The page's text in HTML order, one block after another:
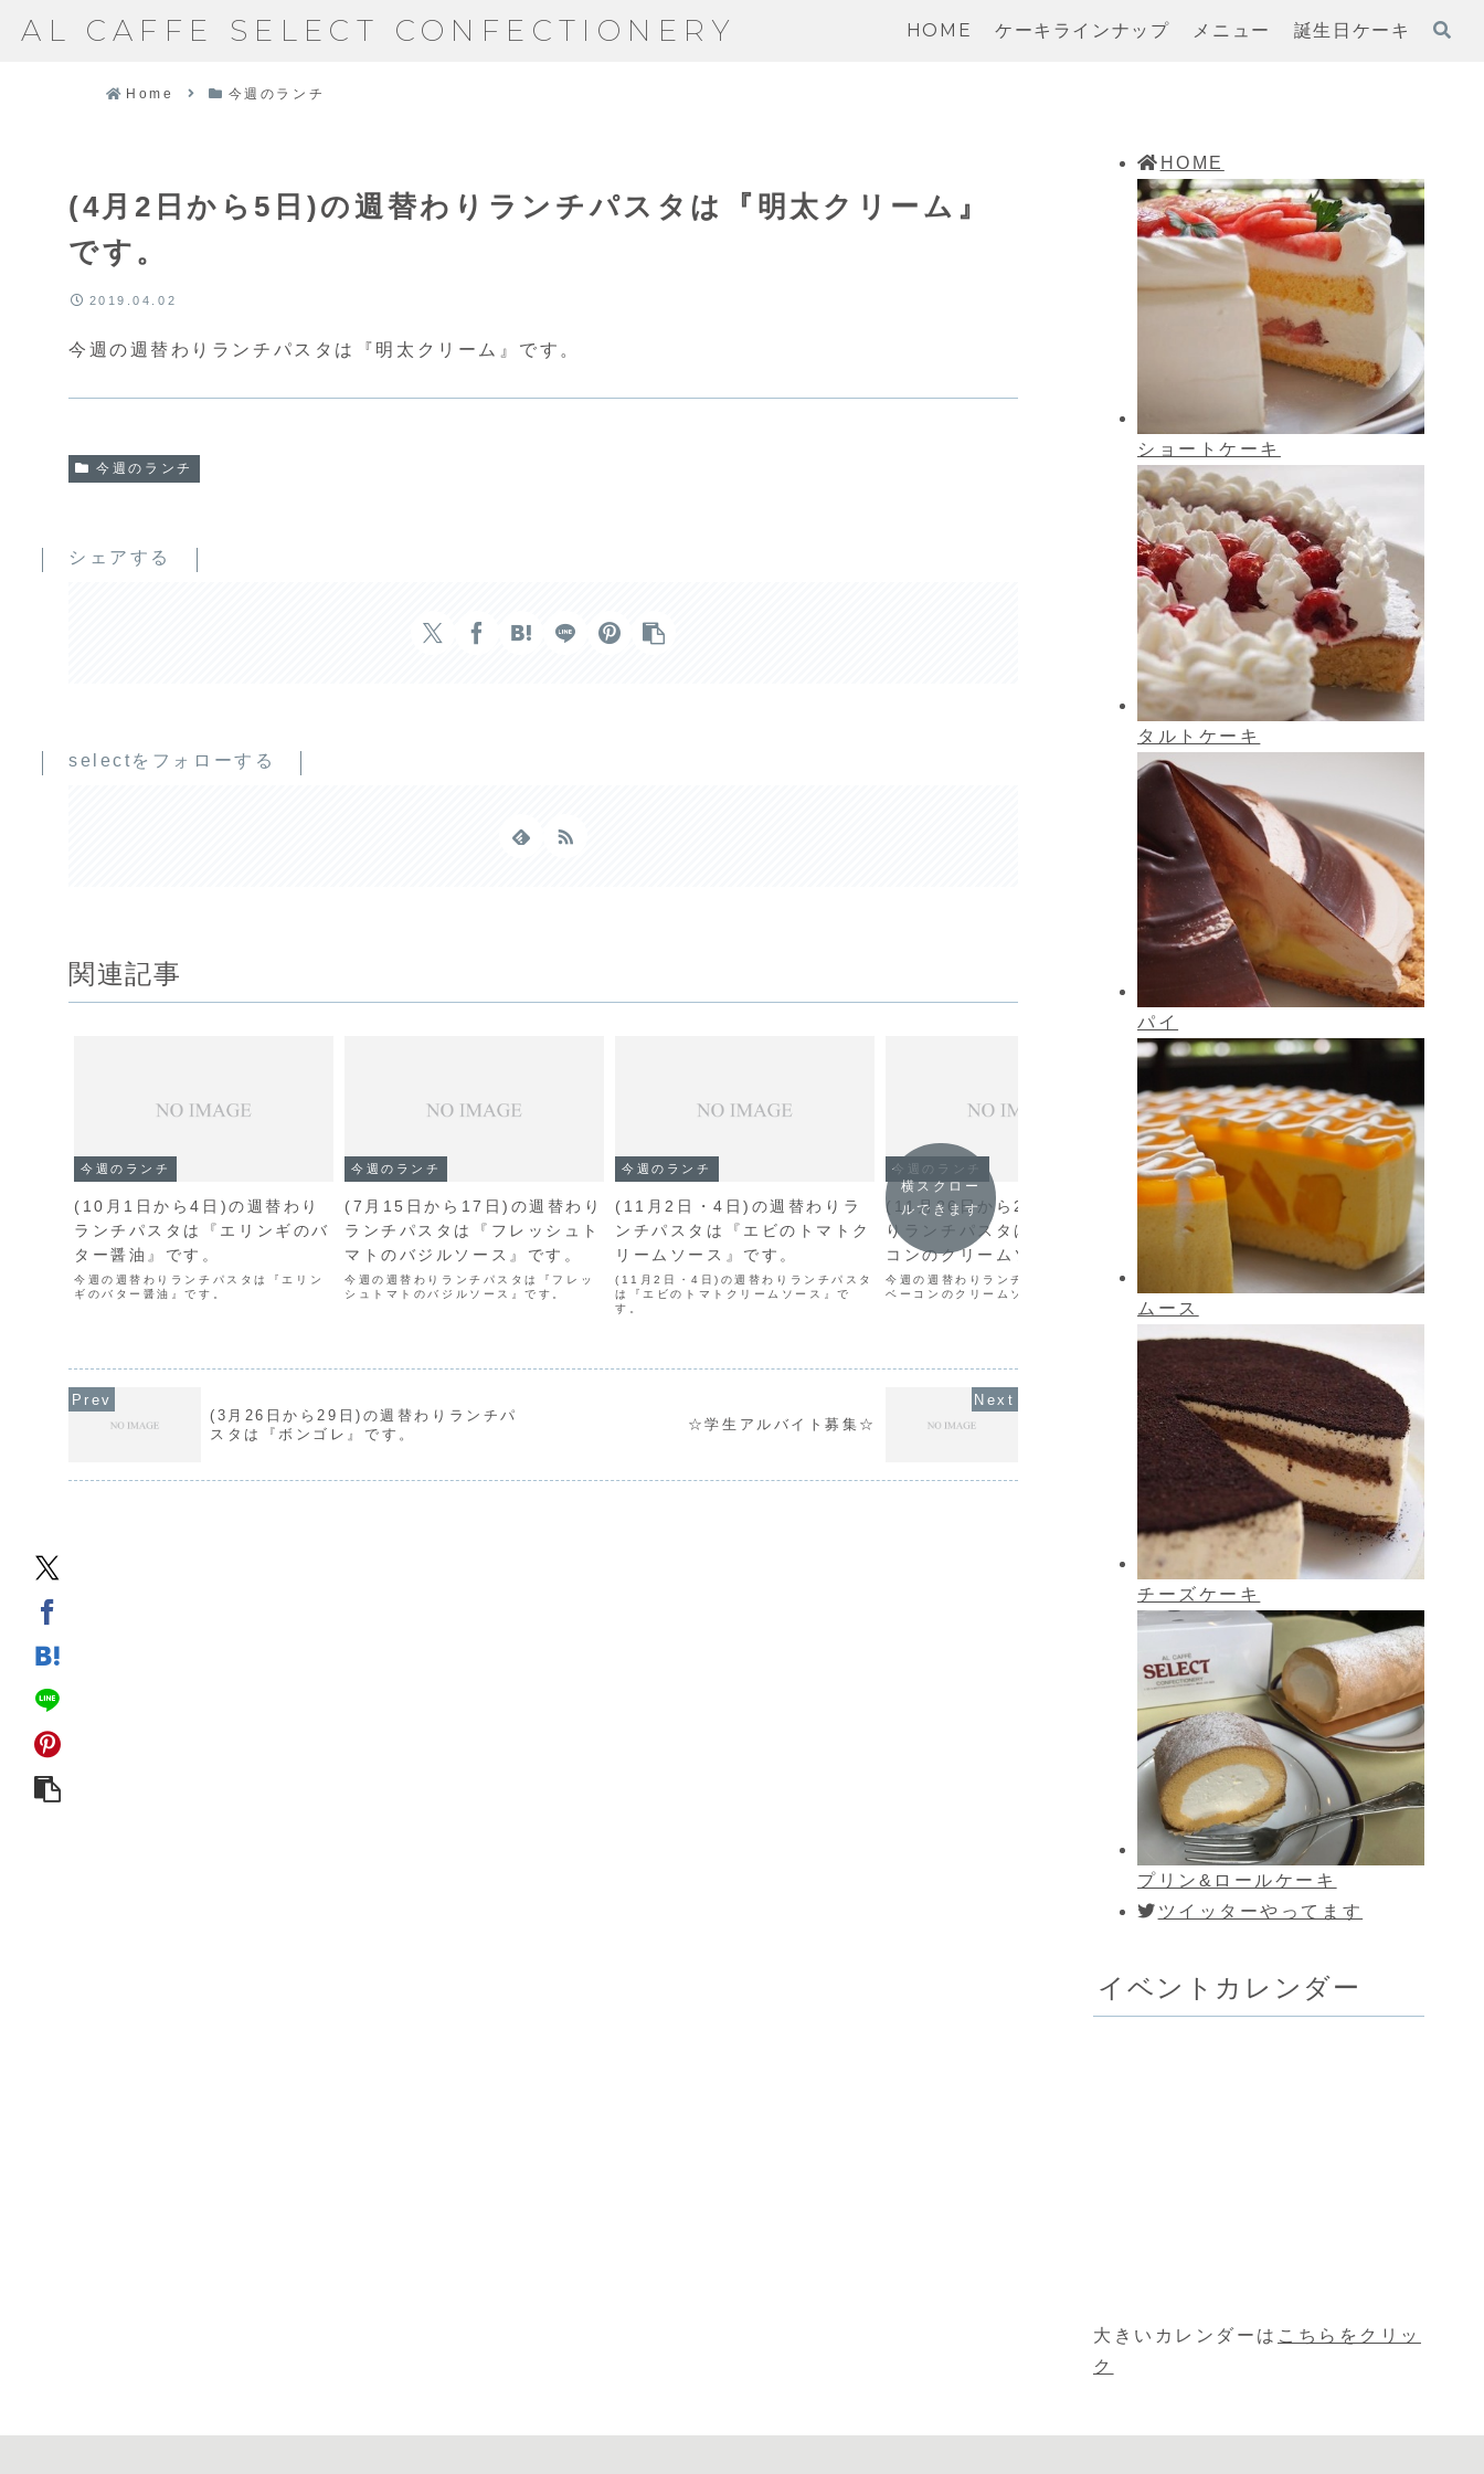
AL CAFFE SELECT CONFECTIONERY HOME ケーキラインナップ メニュー 誕生日ケーキ
Home 今週のランチ
(4月2日から5日)の週替わりランチパスタは『明太クリーム』
です。
2019.04.02
今週の週替わりランチパスタは『明太クリーム』です。
今週のランチ
シェアする
selectをフォローする
関連記事
今週のランチ
(10月1日から4日)の週替わり
ランチパスタは『エリンギのバ
ター醤油』です。
今週の週替わりランチパスタは『エリン
ギのバター醤油』です。
今週のランチ
(7月15日から17日)の週替わり
ランチパスタは『フレッシュト
マトのバジルソース』です。
今週の週替わりランチパスタは『フレッ
シュトマトのバジルソース』です。
今週のランチ
(11月2日・4日)の週替わりラ
ンチパスタは『エビのトマトク
リームソース』です。
(11月2日・4日)の週替わりランチパスタ
は『エビのトマトクリームソース』で
す。
今週のランチ
(11月26日から28日)の週替わ
りランチパスタは『白菜とベー
コンのクリームソース』です。
今週の週替わりランチパスタは『白菜と
ベーコンのクリームソース』です。
今週のランチ
(9月21日22日)の週替わりラン
チパスタは『キノコの和風』で
す。
今週の週替わりランチパスタは『キノコ
の和風』です。
横スクロー
ルできます
(3月26日から29日)の週替わりランチパ
スタは『ボンゴレ』です。
☆学生アルバイト募集☆
HOME
ショートケーキ
タルトケーキ
パイ
ムース
チーズケーキ
プリン&ロールケーキ
ツイッターやってます
イベントカレンダー
大きいカレンダーは こちらをクリッ
ク